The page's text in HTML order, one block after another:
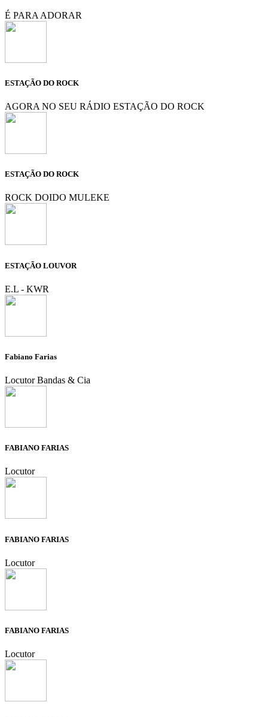
É PARA ADORAR
ESTAÇÃO DO ROCK
AGORA NO SEU RÁDIO ESTAÇÃO DO ROCK
ESTAÇÃO DO ROCK
ROCK DOIDO MULEKE
ESTAÇÃO LOUVOR
E.L - KWR
Fabiano Farias
Locutor Bandas & Cia
FABIANO FARIAS
Locutor
FABIANO FARIAS
Locutor
FABIANO FARIAS
Locutor